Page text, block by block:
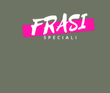
contenuto